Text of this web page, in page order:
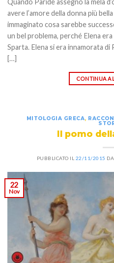
avere l’amore della donna più
immaginato cosa sarebbe
un bel problema, perché Elena
Sparta. Elena si era innamorata
[…]
CONTINUA A
MITOLOGIA GRECA,
Il pomo
PUBBLICATO IL 22/11/2015 DA
22
Nov